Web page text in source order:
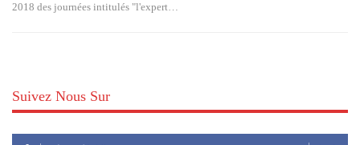
2018 des journées intitulés "l'expert…
Suivez Nous Sur